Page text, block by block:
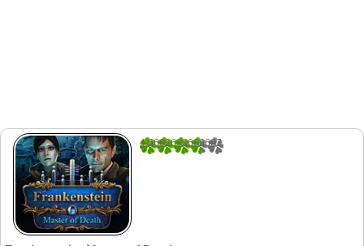
4.6666666666667